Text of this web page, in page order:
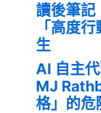
讀後筆記
「高度
生
AI 自主
MJ
格」的危